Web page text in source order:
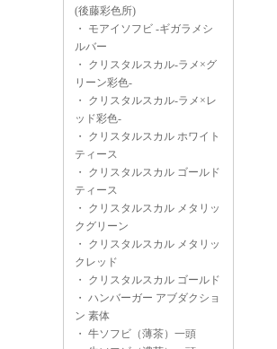
(後藤彩色所)
・ モアイソフビ -ギガラメシ
ルバー
・ クリスタルスカル-ラメ×グ
リーン彩色-
・ クリスタルスカル-ラメ×レ
ッド彩色-
・ クリスタルスカル ホワイト
ティース
・ クリスタルスカル ゴールド
ティース
・ クリスタルスカル メタリッ
クグリーン
・ クリスタルスカル メタリッ
クレッド
・ クリスタルスカル ゴールド
・ ハンバーガー アブダクショ
ン 素体
・ 牛ソフビ（薄茶）一頭